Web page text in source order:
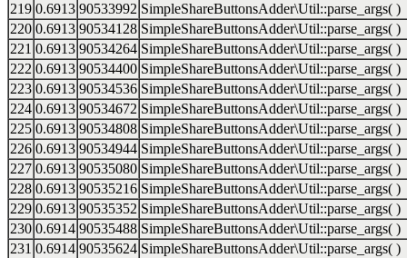
219 0.6913 90533992 SimpleShareButtonsAdder\Util::parse_args( )
220 0.6913 90534128 SimpleShareButtonsAdder\Util::parse_args( )
221 0.6913 90534264 SimpleShareButtonsAdder\Util::parse_args( )
222 0.6913 90534400 SimpleShareButtonsAdder\Util::parse_args( )
223 0.6913 90534536 SimpleShareButtonsAdder\Util::parse_args( )
224 0.6913 90534672 SimpleShareButtonsAdder\Util::parse_args( )
225 0.6913 90534808 SimpleShareButtonsAdder\Util::parse_args( )
226 0.6913 90534944 SimpleShareButtonsAdder\Util::parse_args( )
227 0.6913 90535080 SimpleShareButtonsAdder\Util::parse_args( )
228 0.6913 90535216 SimpleShareButtonsAdder\Util::parse_args( )
229 0.6913 90535352 SimpleShareButtonsAdder\Util::parse_args( )
230 0.6914 90535488 SimpleShareButtonsAdder\Util::parse_args( )
231 0.6914 90535624 SimpleShareButtonsAdder\Util::parse_args( )